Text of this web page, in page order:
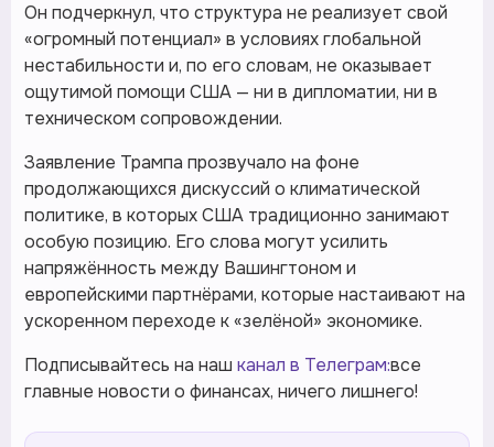
Он подчеркнул, что структура не реализует свой
«огромный потенциал» в условиях глобальной
нестабильности и, по его словам, не оказывает
ощутимой помощи США — ни в дипломатии, ни в
техническом сопровождении.
Заявление Трампа прозвучало на фоне
продолжающихся дискуссий о климатической
политике, в которых США традиционно занимают
особую позицию. Его слова могут усилить
напряжённость между Вашингтоном и
европейскими партнёрами, которые настаивают на
ускоренном переходе к «зелёной» экономике.
Подписывайтесь на наш канал в Телеграм:все
главные новости о финансах, ничего лишнего!